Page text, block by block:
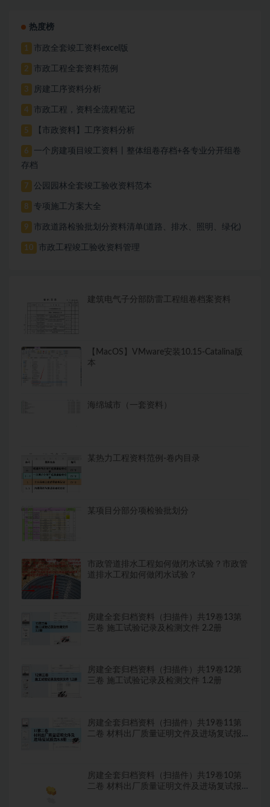
热度榜
1 市政全套竣工资料excel版
2 市政工程全套资料范例
3 房建工序资料分析
4 市政工程，资料全流程笔记
5 【市政资料】工序资料分析
6
一个房建项目竣工资料丨整体组卷存档+各专业分开组卷
存档
7 公园园林全套竣工验收资料范本
8 专项施工方案大全
9 市政道路检验批划分资料清单(道路、排水、照明、绿化)
10 市政工程竣工验收资料管理
建筑电气子分部防雷工程组卷档案资料
【MacOS】VMware安装10.15-Catalina版
本
海绵城市（一套资料）
某热力工程资料范例-卷内目录
某项目分部分项检验批划分
市政管道排水工程如何做闭水试验？市政管
道排水工程如何做闭水试验？
房建全套归档资料（扫描件）共19卷13第
三卷 施工试验记录及检测文件 2.2册
房建全套归档资料（扫描件）共19卷12第
三卷 施工试验记录及检测文件 1.2册
房建全套归档资料（扫描件）共19卷11第
二卷 材料出厂质量证明文件及进场复试报
房建全套归档资料（扫描件）共19卷10第
二卷 材料出厂质量证明文件及进场复试报